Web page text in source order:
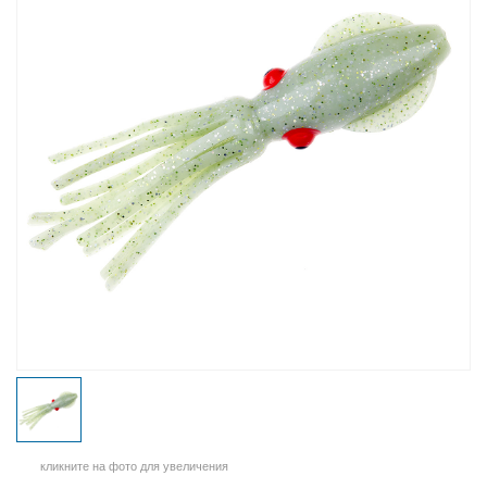
кликните на фото для увеличения